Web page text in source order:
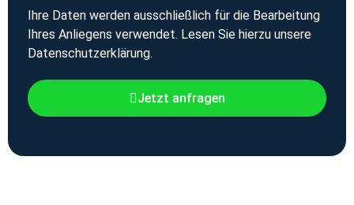
Ihre Daten werden ausschließlich für die Bearbeitung
Ihres Anliegens verwendet. Lesen Sie hierzu unsere
Datenschutzerklärung.
Jetzt anfragen